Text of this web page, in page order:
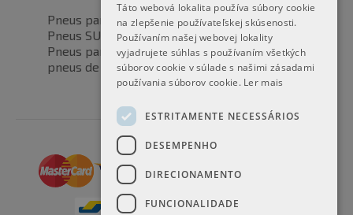
Pneus para automóveis
Pneus SUV / 4x4
Pneus para veículos de transporte
pneus de motocicleta
Táto webová lokalita používa súbory cookie
na zlepšenie používateľskej skúsenosti.
Používaním našej webovej lokality
vyjadrujete súhlas s používaním všetkých
súborov cookie v súlade s našimi zásadami
používania súborov cookie. Ler mais
ESTRITAMENTE NECESSÁRIOS
DESEMPENHO
DIRECIONAMENTO
FUNCIONALIDADE